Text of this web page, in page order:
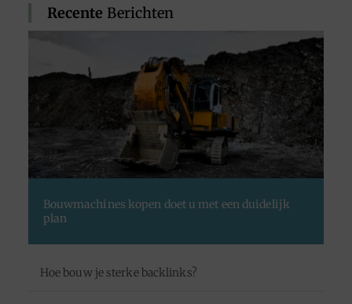
Recente Berichten
Bouwmachines kopen doet u met een duidelijk
plan
Hoe bouw je sterke backlinks?